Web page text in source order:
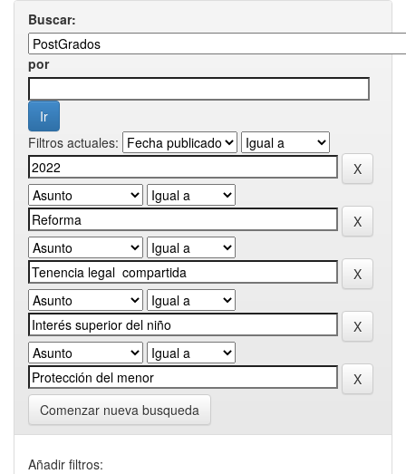
Buscar:
por
Filtros actuales:
Comenzar nueva busqueda
Añadir filtros: